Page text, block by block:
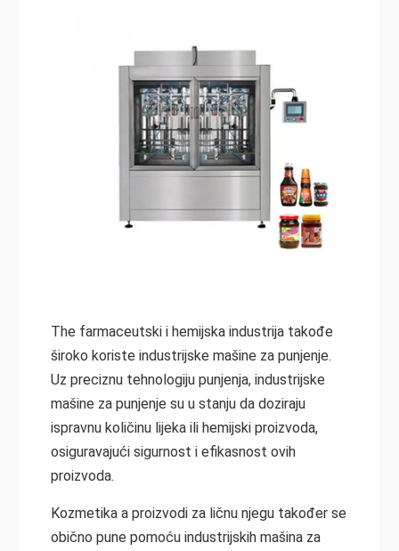
The farmaceutskii hemijska industrija takođe
široko koriste industrijske mašine za punjenje.
Uz preciznu tehnologiju punjenja, industrijske
mašine za punjenje su u stanju da doziraju
ispravnu količinu lijeka ili hemijskiproizvoda,
osiguravajući sigurnost i efikasnost ovih
proizvoda.
Kozmetikaa proizvodi za ličnu njegu također se
obično pune pomoću industrijskih mašina za